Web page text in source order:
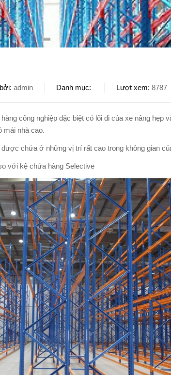
admin Danh mục Lượt xem 8787
công nghiệp đặc biệt có lối đi của xe nâng hẹp
mái nhà cao.
chứa ở những vị trí rất cao trong không gian
với kệ chứa hàng Selective